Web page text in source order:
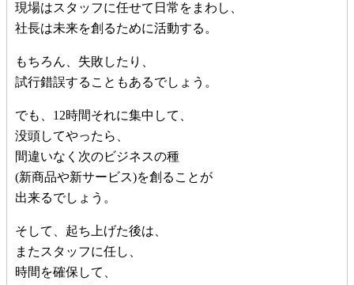
現場はスタッフに任せて日常をまわし、
社長は未来を創るために活動する。
もちろん、失敗したり、
試行錯誤することもあるでしょう。
でも、12時間それに集中して、
没頭してやったら、
間違いなく次のビジネスの種
(新商品や新サービス)を創ることが
出来るでしょう。
そして、起ち上げた後は、
またスタッフに任し、
時間を確保して、